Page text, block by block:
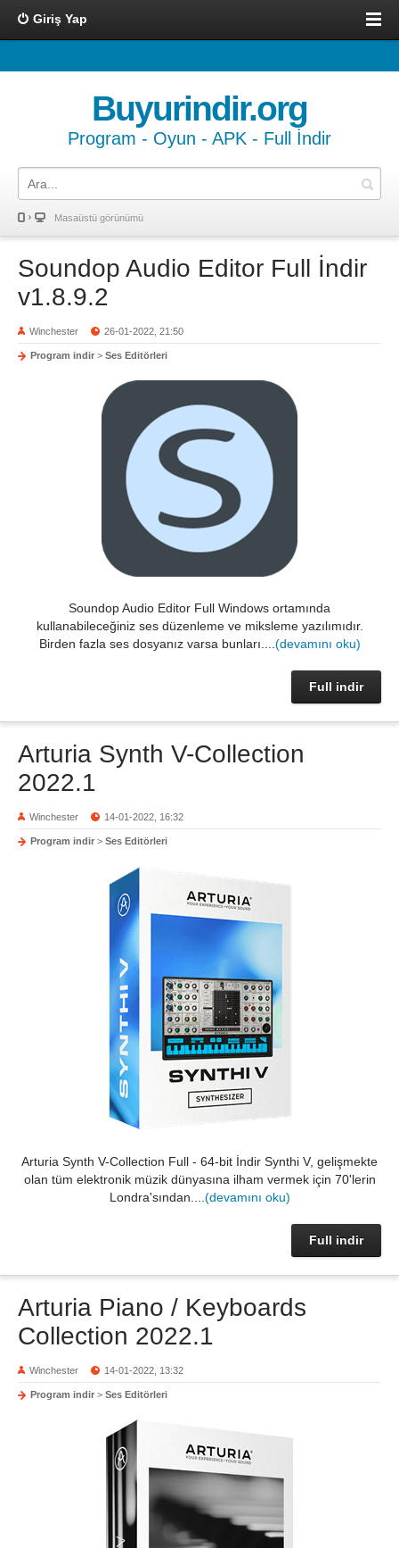
Giriş Yap
Buyurindir.org
Program - Oyun - APK - Full İndir
Masaüstü görünümü
Soundop Audio Editor Full İndir
v1.8.9.2
Winchester 26-01-2022, 21:50
Program indir > Ses Editörleri
Soundop Audio Editor Full Windows ortamında
kullanabileceğiniz ses düzenleme ve miksleme yazılımıdır.
Birden fazla ses dosyanız varsa bunları.... (devamını oku)
Full indir
Arturia Synth V-Collection
2022.1
Winchester 14-01-2022, 16:32
Program indir > Ses Editörleri
Arturia Synth V-Collection Full - 64-bit İndir Synthi V, gelişmekte
olan tüm elektronik müzik dünyasına ilham vermek için 70'lerin
Londra'sından.... (devamını oku)
Full indir
Arturia Piano / Keyboards
Collection 2022.1
Winchester 14-01-2022, 13:32
Program indir > Ses Editörleri